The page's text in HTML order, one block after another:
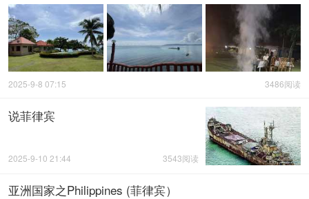
3486阅读
2025-9-8 07:15
说菲律宾
3543阅读
2025-9-10 21:44
亚洲国家之Philippines (菲律宾）